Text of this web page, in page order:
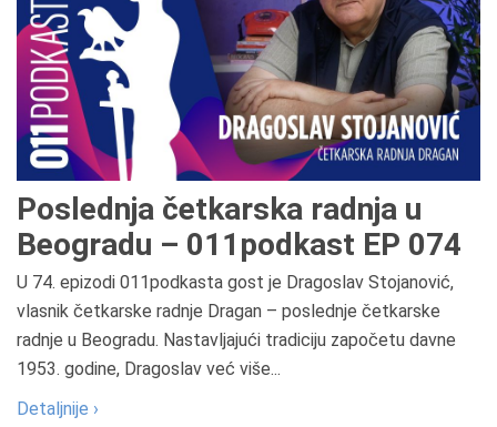
Poslednja četkarska radnja u
Beogradu – 011podkast EP 074
U 74. epizodi 011podkasta gost je Dragoslav Stojanović,
vlasnik četkarske radnje Dragan – poslednje četkarske
radnje u Beogradu. Nastavljajući tradiciju započetu davne
1953. godine, Dragoslav već više...
Detaljnije ›